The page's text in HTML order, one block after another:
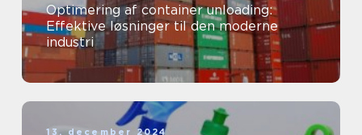
Optimering af container unloading:
Effektive løsninger til den moderne
industri
13. december 2024